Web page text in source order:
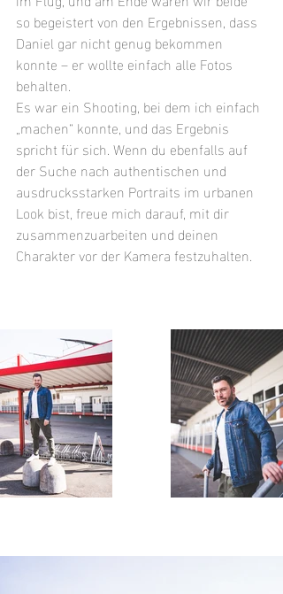
so begeistert von den Ergebnissen, dass
Daniel gar nicht genug bekommen
konnte – er wollte einfach alle Fotos
behalten.
Es war ein Shooting, bei dem ich einfach
„machen“ konnte, und das Ergebnis
spricht für sich. Wenn du ebenfalls auf
der Suche nach authentischen und
ausdrucksstarken Portraits im urbanen
Look bist, freue mich darauf, mit dir
zusammenzuarbeiten und deinen
Charakter vor der Kamera festzuhalten.